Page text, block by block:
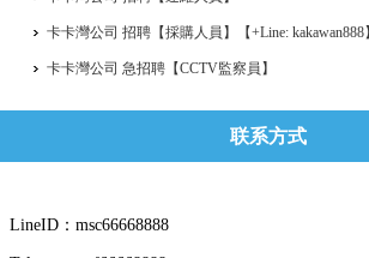
卡卡灣公司 招聘【採購人員】【+Line: kakawan888】
卡卡灣公司 急招聘【CCTV監察員】
联系方式
LineID：msc66668888